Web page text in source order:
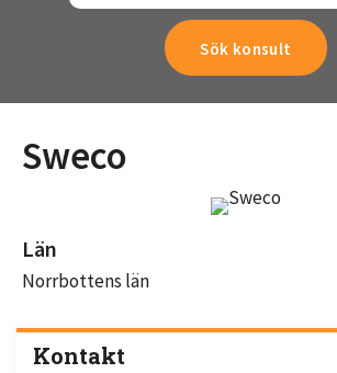
Sweco
Län
Norrbottens län
Kontakt